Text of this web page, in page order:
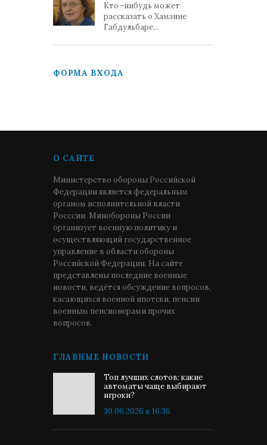
Кто -нибудь может
рассказать о Хамзине
Габдульбаре...
ФОРМА ВХОДА
О САЙТЕ
Министерство обороны Российской
Федерации является федеральным
органом исполнительной власти
Росссии. Минобороны России
организует военную политику и
осуществляющий государственное
управление в области обороны
Российской Федерации. На сайте
представлены последние военные
новости, ведётся обсуждение вопросов,
касающихся военной ипотеки, пенсии
военным пенсионерами прочих
вопросов.
ГЛАВНЫЕ НОВОСТИ
Топ лучших слотов: какие
автоматы чаще выбирают
игроки?
30.06.2026 в 16:36